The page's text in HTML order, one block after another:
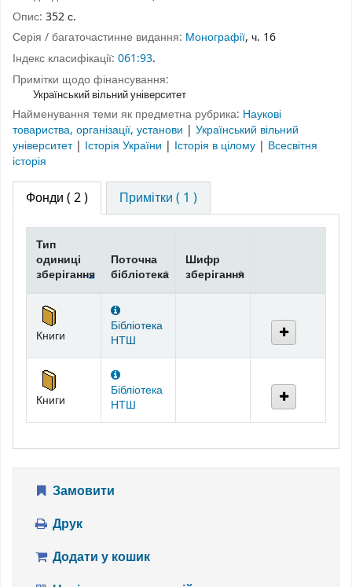
Опис: 352 с.
Серія / багаточастинне видання: Монографії, ч. 16
Індекс класифікації: 061:93.
Примітки щодо фінансування:
Український вільний університет
Найменування теми як предметна рубрика: Наукові
товариства, організації, установи | Український вільний
університет | Історія України | Історія в цілому | Всесвітня
історія
Фонди ( 2 ) Примітки ( 1 )
Тип
одиниці
зберігання
Поточна
бібліотека
Шифр
зберігання
Книги
Бібліотека
НТШ
Книги
Бібліотека
НТШ
Замовити
Друк
Додати у кошик